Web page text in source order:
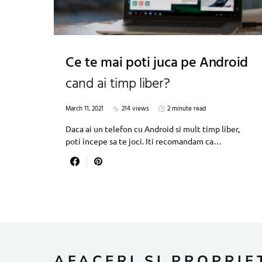
Ce te mai poti juca pe Android
cand ai timp liber?
March 11, 2021 214 views
2 minute read
Daca ai un telefon cu Android si mult timp liber,
poti incepe sa te joci. Iti recomandam ca…